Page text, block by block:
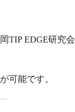
TIP EDGE研究会
可能です。